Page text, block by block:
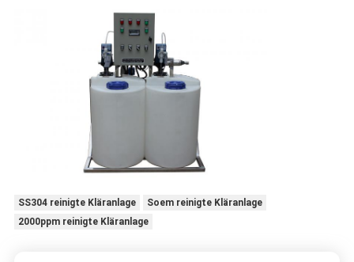
SS304 reinigte Kläranlage
Soem reinigte Kläranlage
2000ppm reinigte Kläranlage